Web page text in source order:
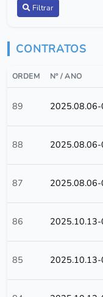
Filtrar
CONTRATOS
ORDEM Nº / ANO
89
88
87
86
85